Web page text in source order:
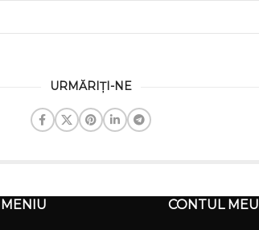
URMĂRIȚI-NE
MENIU CONTUL MEU